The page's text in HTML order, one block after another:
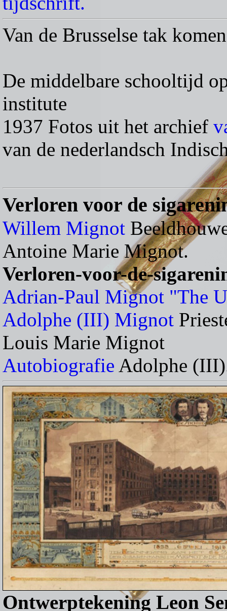
Van de Brusselse tak
De middelbare schooltijd
institute
1937 Fotos uit het archief
van de nederlandsch
Verloren voor de
Willem Mignot
Antoine Marie Mignot.
Verloren-voor-de-
Adrian-Paul Mignot "The
Adolphe (III) Mignot
Louis Marie Mignot
Autobiografie Adolphe
Ontwerptekening Leon